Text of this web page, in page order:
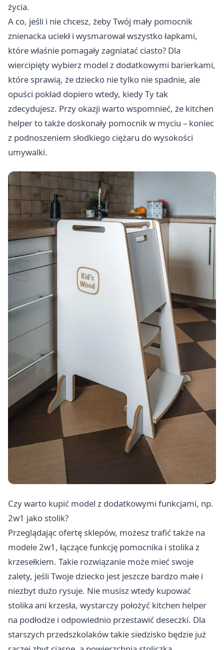
życia.
A co, jeśli i nie chcesz, żeby Twój mały pomocnik
znienacka uciekł i wysmarował wszystko łapkami,
które właśnie pomagały zagniatać ciasto? Dla
wiercipięty wybierz model z dodatkowymi barierkami,
które sprawią, że dziecko nie tylko nie spadnie, ale
opuści pokład dopiero wtedy, kiedy Ty tak
zdecydujesz. Przy okazji warto wspomnieć, że kitchen
helper to także doskonały pomocnik w myciu – koniec
z podnoszeniem słodkiego ciężaru do wysokości
umywalki.
Czy warto kupić model z dodatkowymi funkcjami, np.
2w1 jako stolik?
Przeglądając ofertę sklepów, możesz trafić także na
modele 2w1, łączące funkcję pomocnika i stolika z
krzesełkiem. Takie rozwiązanie może mieć swoje
zalety, jeśli Twoje dziecko jest jeszcze bardzo małe i
niezbyt dużo rysuje. Nie musisz wtedy kupować
stolika ani krzesła, wystarczy położyć kitchen helper
na podłodze i odpowiednio przestawić deseczki. Dla
starszych przedszkolaków takie siedzisko będzie już